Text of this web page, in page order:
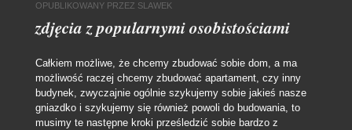
OPUBLIKOWANY PRZEZ SLAWEK
zdjęcia z popularnymi osobistościami
Całkiem możliwe, że chcemy zbudować sobie dom, a ma
możliwość raczej chcemy zbudować apartament, czy inny
budynek, zwyczajnie ogólnie szykujemy sobie jakieś nasze
gniazdko i szykujemy się również powoli do budowania, to
musimy te następne kroki prześledzić sobie bardzo z